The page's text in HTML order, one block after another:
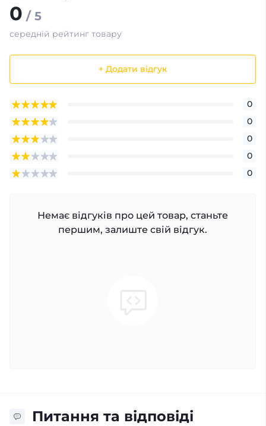
0 / 5
середній рейтинг товару
+ Додати відгук
0
0
0
0
0
Немає відгуків про цей товар, станьте
першим, залиште свій відгук.
Питання та відповіді